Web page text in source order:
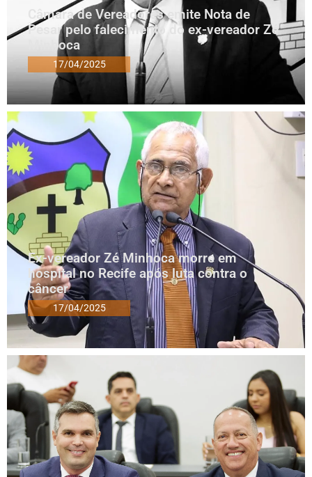
Câmara de Vereadores emite Nota de
Pesar pelo falecimento do ex-vereador Zé
Minhoca
17/04/2025
Ex-vereador Zé Minhoca morre em
hospital no Recife após luta contra o
câncer
17/04/2025